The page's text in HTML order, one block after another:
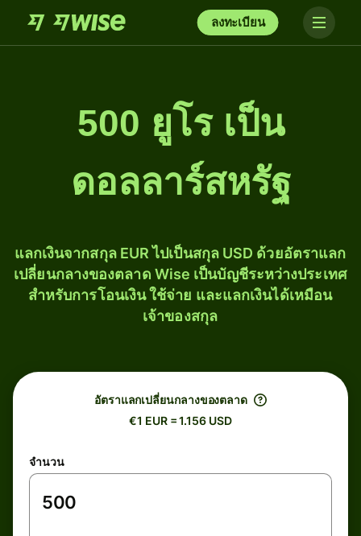
ลงทะเบียน
500 ยูโร เป็น
ดอลลาร์สหรัฐ
แลกเงินจากสกุล EUR ไปเป็นสกุล USD ด้วยอัตราแลก
เปลี่ยนกลางของตลาด Wise เป็นบัญชีระหว่างประเทศ
สำหรับการโอนเงิน ใช้จ่าย และแลกเงินได้เหมือน
เจ้าของสกุล
อัตราแลกเปลี่ยนกลางของตลาด
€1 EUR = 1.156 USD
จำนวน